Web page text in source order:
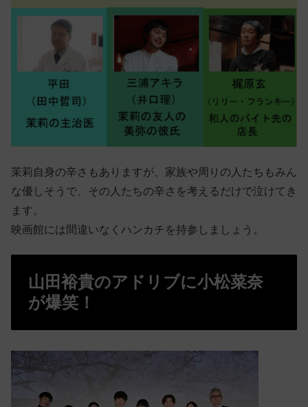
茉莉自身の辛さもありますが、家族や周りの人たちもみん
な優しそうで、その人たちの辛さを考えるだけで泣けてき
ます。
映画館には間違いなくハンカチを持参しましょう。
山田裕貴のアドリブに小松菜奈
が爆笑！